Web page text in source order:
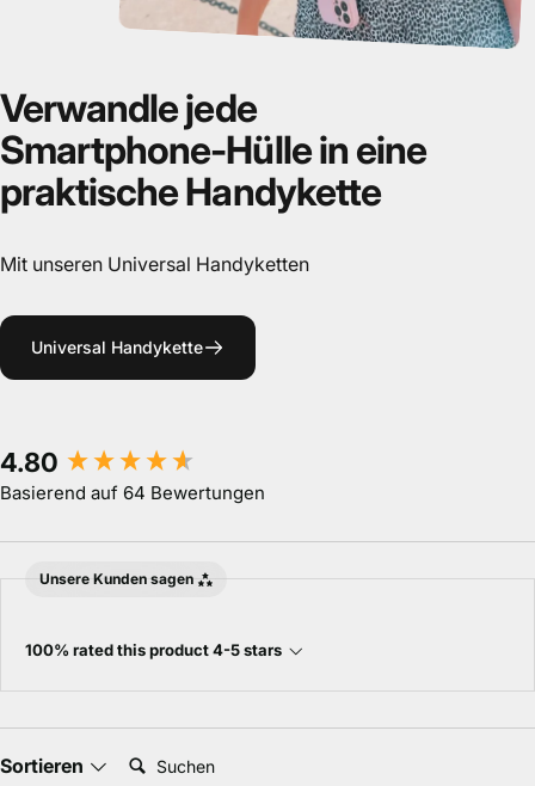
Verwandlejede
Smartphone-Hüllein eine
praktischeHandykette
Mit unseren Universal Handyketten
Universal Handykette
4.80
Basierend auf 64 Bewertungen
Unsere Kunden sagen
100% rated this product 4-5 stars
Sortieren Suchen:
New content loaded